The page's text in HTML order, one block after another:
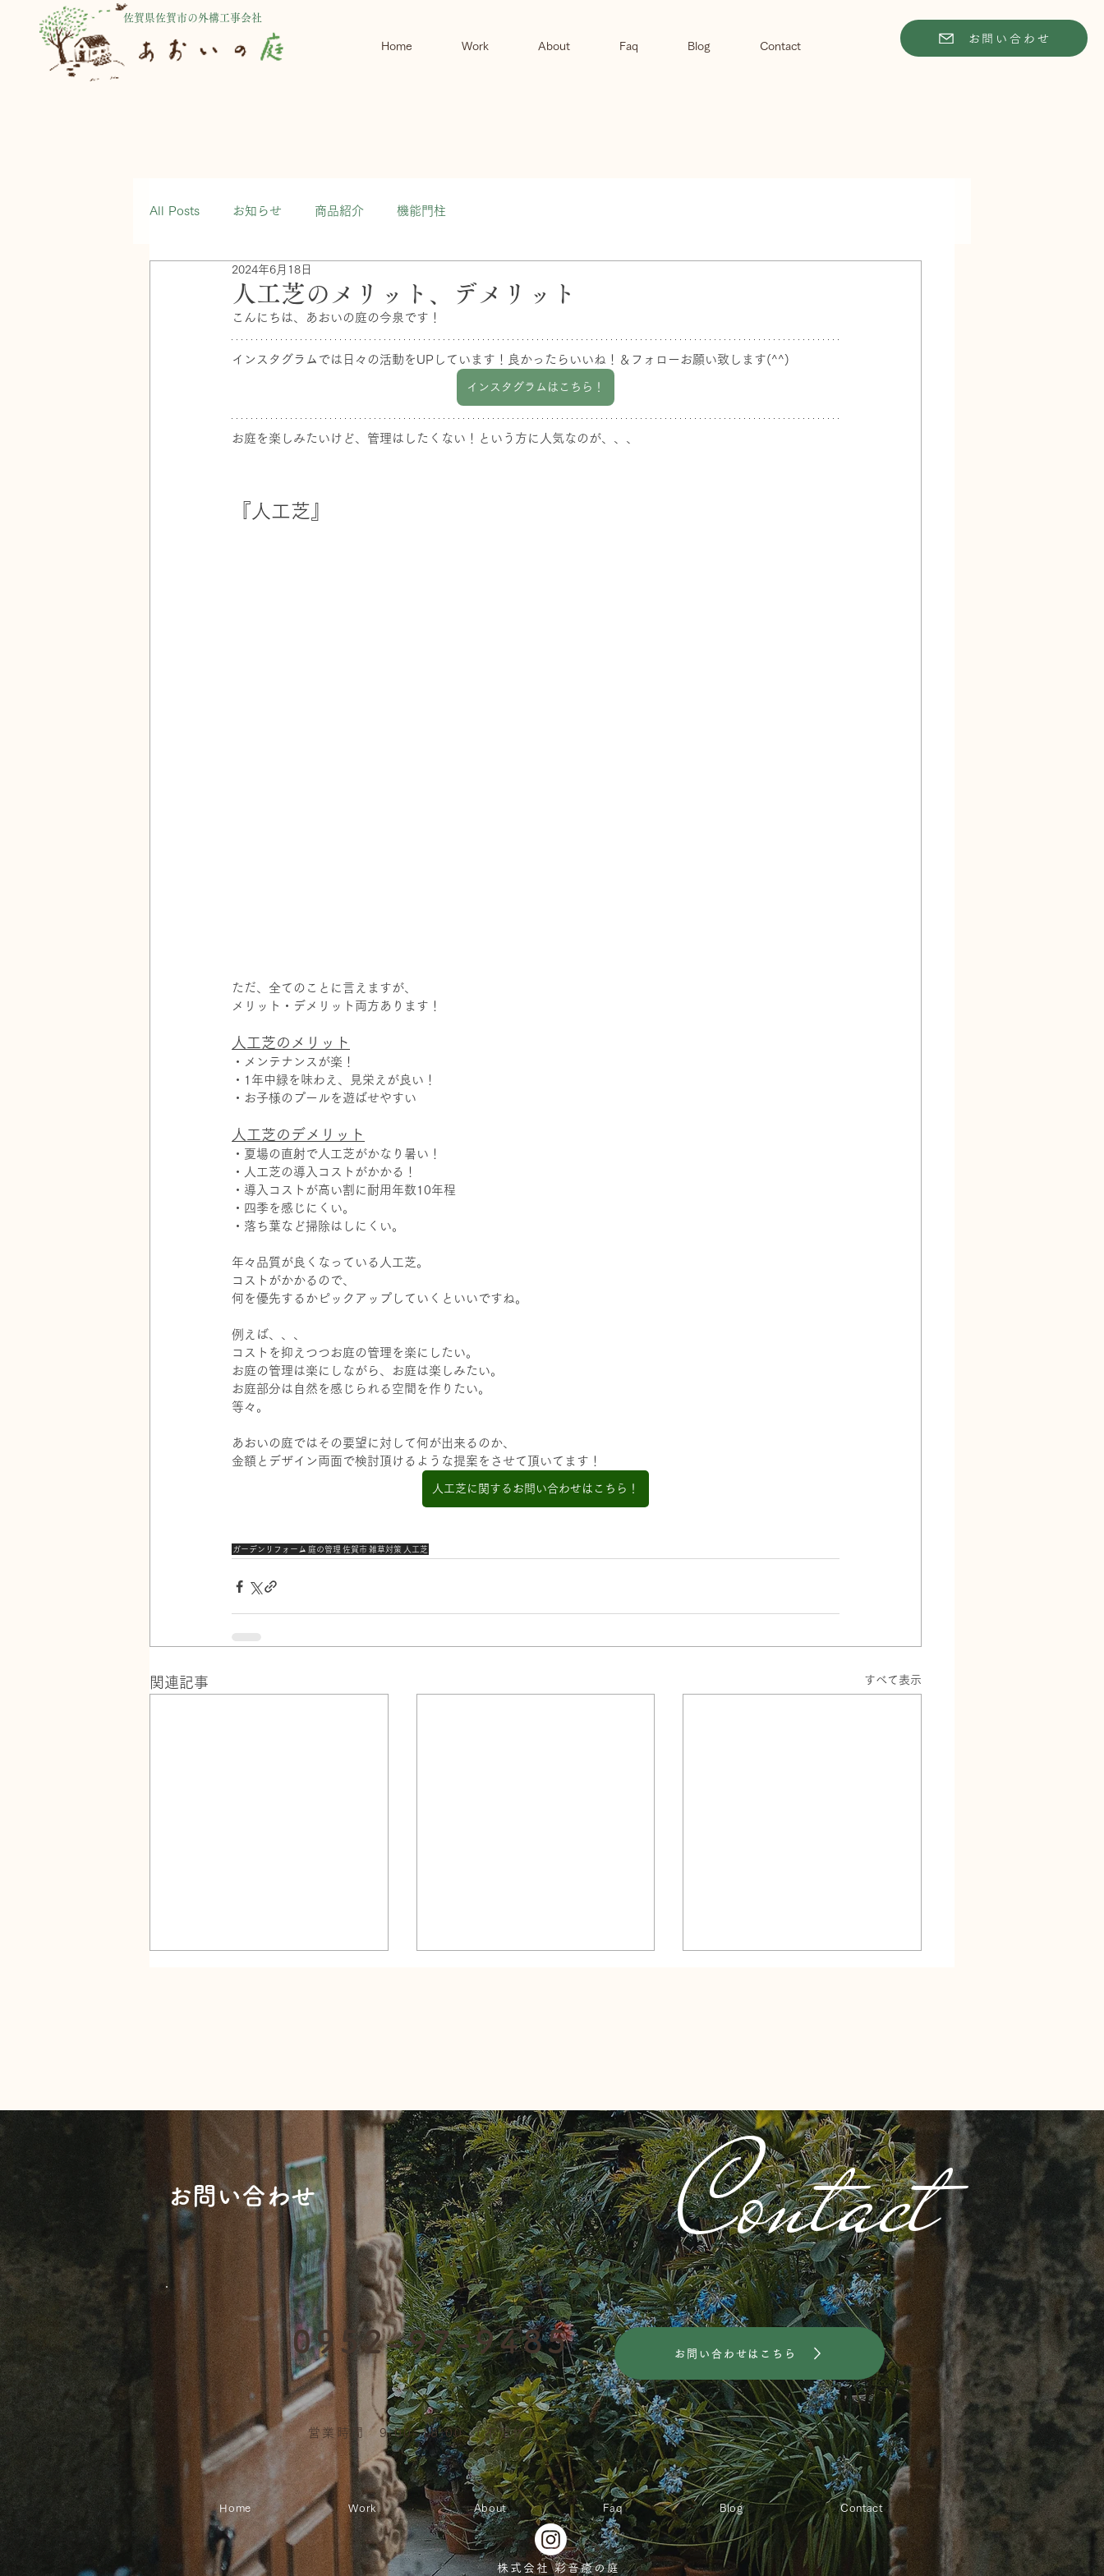
お問い合わせ
佐賀県佐賀市の外構工事会社
Home Work About Faq Blog Contact
All Posts お知らせ 商品紹介 機能門柱
人工芝のメリット、デメリット
2024年6月18日
こんにちは、あおいの庭の今泉です！
インスタグラムでは日々の活動をUPしています！良かったらいいね！＆フォローお願い致します(^^)
インスタグラムはこちら！
お庭を楽しみたいけど、管理はしたくない！という方に人気なのが、、、
『人工芝』
ただ、全てのことに言えますが、
メリット・デメリット両方あります！
人工芝のメリット
・メンテナンスが楽！
・1年中緑を味わえ、見栄えが良い！
・お子様のプールを遊ばせやすい
人工芝のデメリット
・夏場の直射で人工芝がかなり暑い！
・人工芝の導入コストがかかる！
・導入コストが高い割に耐用年数10年程
・四季を感じにくい。
・落ち葉など掃除はしにくい。
年々品質が良くなっている人工芝。
コストがかかるので、
何を優先するかピックアップしていくといいですね。
例えば、、、
コストを抑えつつお庭の管理を楽にしたい。
お庭の管理は楽にしながら、お庭は楽しみたい。
お庭部分は自然を感じられる空間を作りたい。
等々。
あおいの庭ではその要望に対して何が出来るのか、
金額とデザイン両面で検討頂けるような提案をさせて頂いてます！
人工芝に関するお問い合わせはこちら！
ガーデンリフォーム 庭の管理 佐賀市 雑草対策 人工芝
関連記事 すべて表示
プランニングは楽しいけど、
内容が確定するまでには悩み
ます。
Flowa シームレスフロアをご
紹介！
歳を重ねるごとに味わうこと
の大切さが分かるなぁ
​お問い合わせ Contact
0952-97-9485 お問い合わせはこちら
営業時間 9:00~18:00 （不定休）
Home Work About Faq Blog Contact
株式会社 彩音癒の庭